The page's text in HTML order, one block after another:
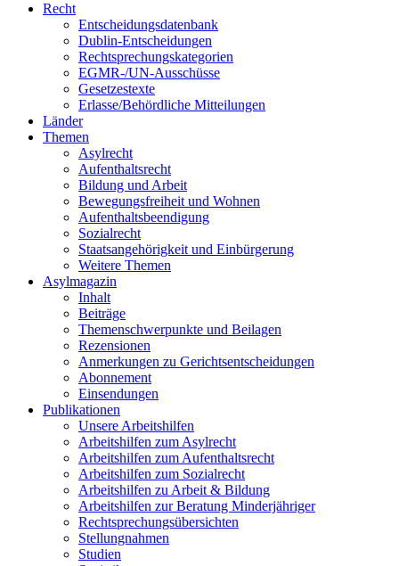
Recht
Entscheidungsdatenbank
Dublin-Entscheidungen
Rechtsprechungskategorien
EGMR-/UN-Ausschüsse
Gesetzestexte
Erlasse/Behördliche Mitteilungen
Länder
Themen
Asylrecht
Aufenthaltsrecht
Bildung und Arbeit
Bewegungsfreiheit und Wohnen
Aufenthaltsbeendigung
Sozialrecht
Staatsangehörigkeit und Einbürgerung
Weitere Themen
Asylmagazin
Inhalt
Beiträge
Themenschwerpunkte und Beilagen
Rezensionen
Anmerkungen zu Gerichtsentscheidungen
Abonnement
Einsendungen
Publikationen
Unsere Arbeitshilfen
Arbeitshilfen zum Asylrecht
Arbeitshilfen zum Aufenthaltsrecht
Arbeitshilfen zum Sozialrecht
Arbeitshilfen zu Arbeit & Bildung
Arbeitshilfen zur Beratung Minderjähriger
Rechtsprechungsübersichten
Stellungnahmen
Studien